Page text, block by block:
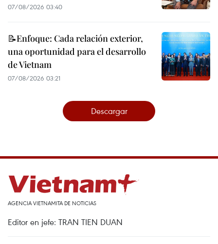
07/08/2026 03:40
📝Enfoque: Cada relación exterior,
una oportunidad para el desarrollo
de Vietnam
07/08/2026 03:21
Descargar
AGENCIA VIETNAMITA DE NOTICIAS
Editor en jefe: TRAN TIEN DUAN